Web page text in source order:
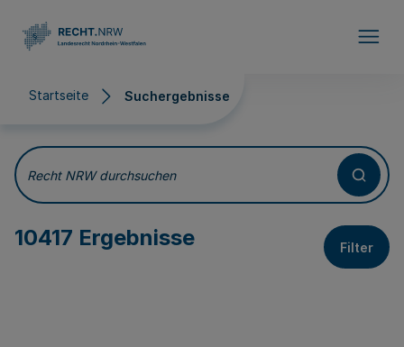
Startseite Suchergebnisse
Suchergebnisse
Recht NRW durchsuchen
10417 Ergebnisse Filter